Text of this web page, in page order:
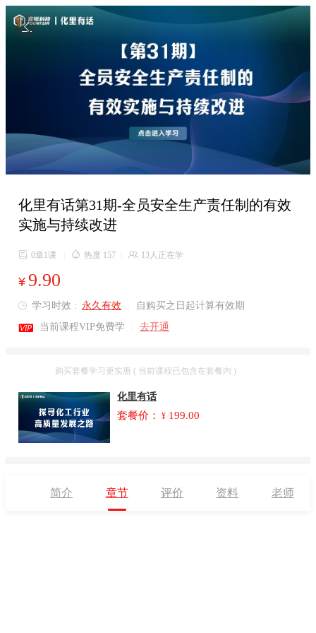

化里有话第31期-全员安全生产责任制的有效
实施与持续改进
 0章1课  热度 157  13人正在学
¥ 9.90
 学习时效 : 永久有效 自购买之日起计算有效期
 当前课程VIP免费学 去开通
购买套餐学习更实惠 ( 当前课程已包含在套餐内 )
化里有话
套餐价： ¥ 199.00
简介 章节 评价 资料 老师